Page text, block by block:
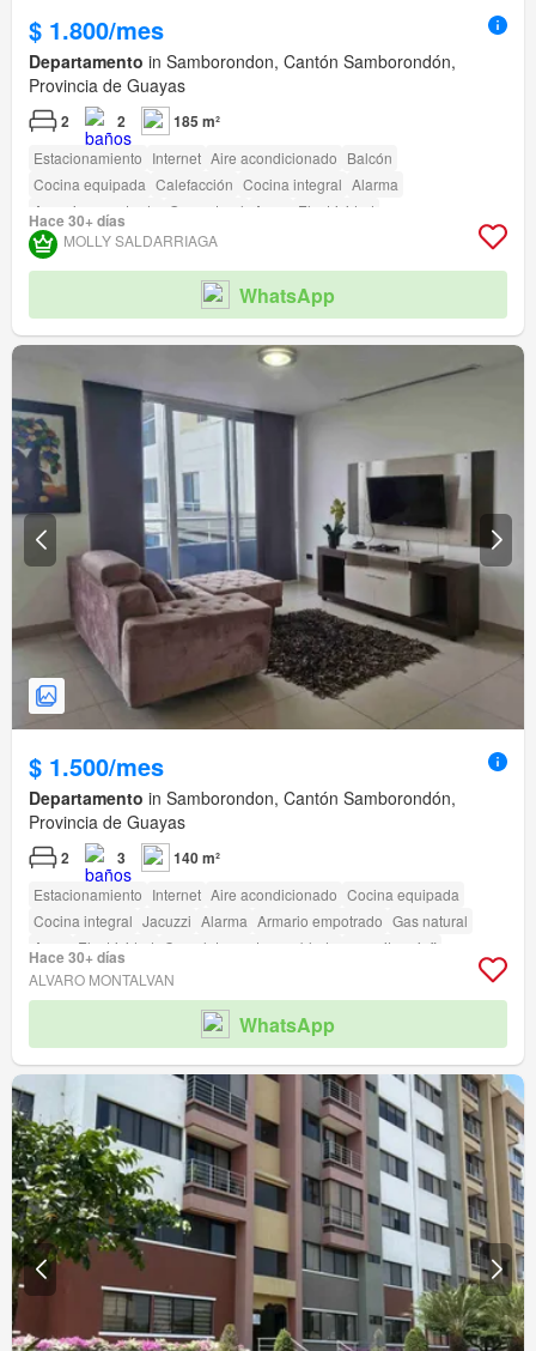
$ 1.800/mes
Departamento in Samborondon, Cantón Samborondón,
Provincia de Guayas
2 2 185 m²
Estacionamiento Internet Aire acondicionado Balcón
Cocina equipada Calefacción Cocina integral Alarma
Armario empotrado
Gas natural Agua
Electricidad
Completamente amoblado
Piscina
Cancha de tenis
Hace 30+ días
MOLLY SALDARRIAGA
WhatsApp
$ 1.500/mes
Departamento in Samborondon, Cantón Samborondón,
Provincia de Guayas
2 3 140 m²
Estacionamiento Internet Aire acondicionado Cocina equipada
Cocina integral Jacuzzi Alarma Armario empotrado Gas natural
Agua
Electricidad Completamente amoblado
amenity_wi_fi
Seguridad
Área para niños Garita de guardianía
Hace 30+ días
ALVARO MONTALVAN
WhatsApp